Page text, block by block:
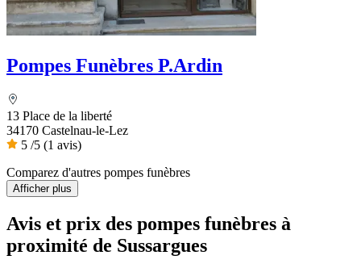
Pompes Funèbres P.Ardin
13 Place de la liberté
34170 Castelnau-le-Lez
5 /5 (1 avis)
Comparez d'autres pompes funèbres
Afficher plus
Avis et prix des pompes funèbres à
proximité de Sussargues